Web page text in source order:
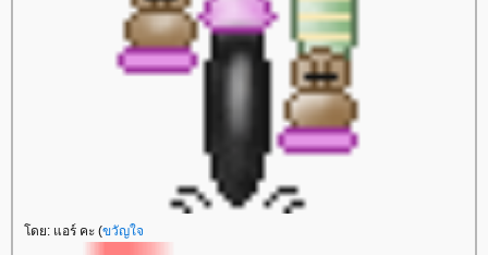
ดย: แอร์ คะ (ขวัญใจ